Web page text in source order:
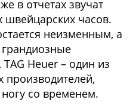
в отчетах звучат
швейцарских часов.
неизменным, а
Heuer – один из
производителей,
со временем.